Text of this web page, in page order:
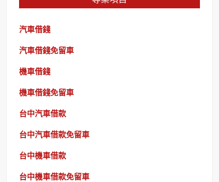
汽車借錢
汽車借錢免留車
機車借錢
機車借錢免留車
台中汽車借款
台中汽車借款免留車
台中機車借款
台中機車借款免留車